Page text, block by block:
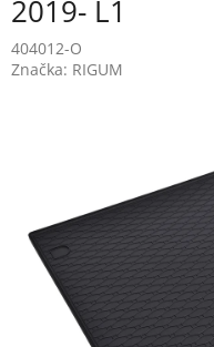
2019- L1
404012-O
Značka: RIGUM